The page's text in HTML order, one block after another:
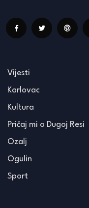
Vijesti
Karlovac
Kultura
Pričaj mi o Dugoj Resi
Ozalj
Ogulin
Sport